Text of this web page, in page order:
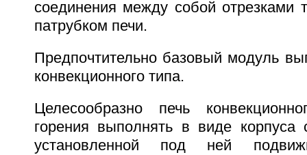
соединения между собой
патрубком печи.
Предпочтительно базовый модуль
конвекционного типа.
Целесообразно печь
горения выполнять в виде корпуса
установленной под ней